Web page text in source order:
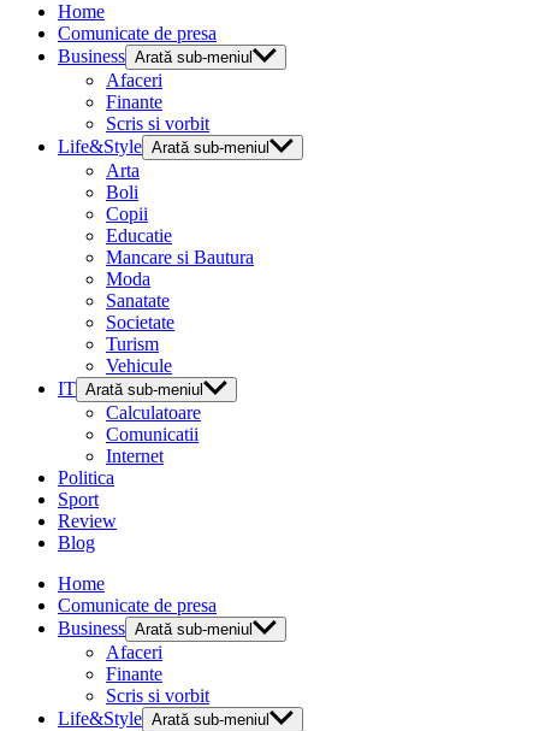
Home
Comunicate de presa
Business Arată sub-meniul
Afaceri
Finante
Scris si vorbit
Life&Style Arată sub-meniul
Arta
Boli
Copii
Educatie
Mancare si Bautura
Moda
Sanatate
Societate
Turism
Vehicule
IT Arată sub-meniul
Calculatoare
Comunicatii
Internet
Politica
Sport
Review
Blog
Home
Comunicate de presa
Business Arată sub-meniul
Afaceri
Finante
Scris si vorbit
Life&Style Arată sub-meniul